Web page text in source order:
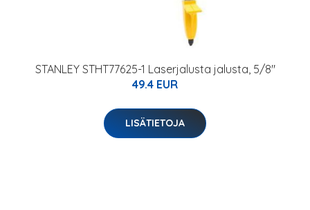
STANLEY STHT77625-1 Laserjalusta jalusta, 5/8"
49.4 EUR
LISÄTIETOJA